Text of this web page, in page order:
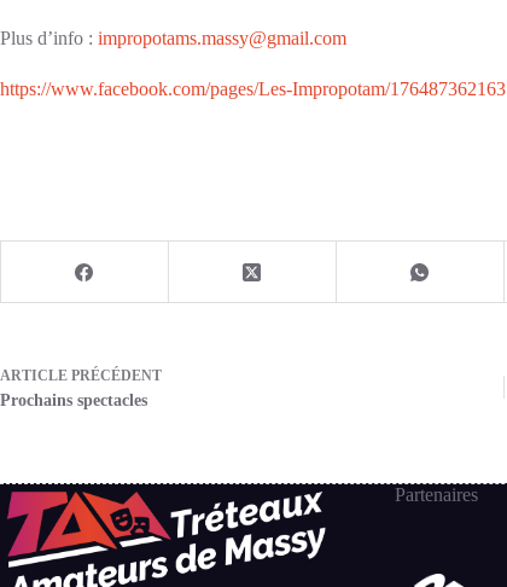
Plus d’info : impropotams.massy@gmail.com
https://www.facebook.com/pages/Les-Impropotam/176487362163
ARTICLE PRÉCÉDENT
Prochains spectacles
Partenaires